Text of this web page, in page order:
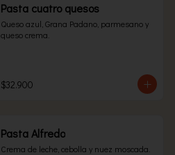
Pasta cuatro quesos
Queso azul, Grana Padano, parmesano y
queso crema.
$32.900
Pasta Alfredo
Crema de leche, cebolla y nuez moscada.